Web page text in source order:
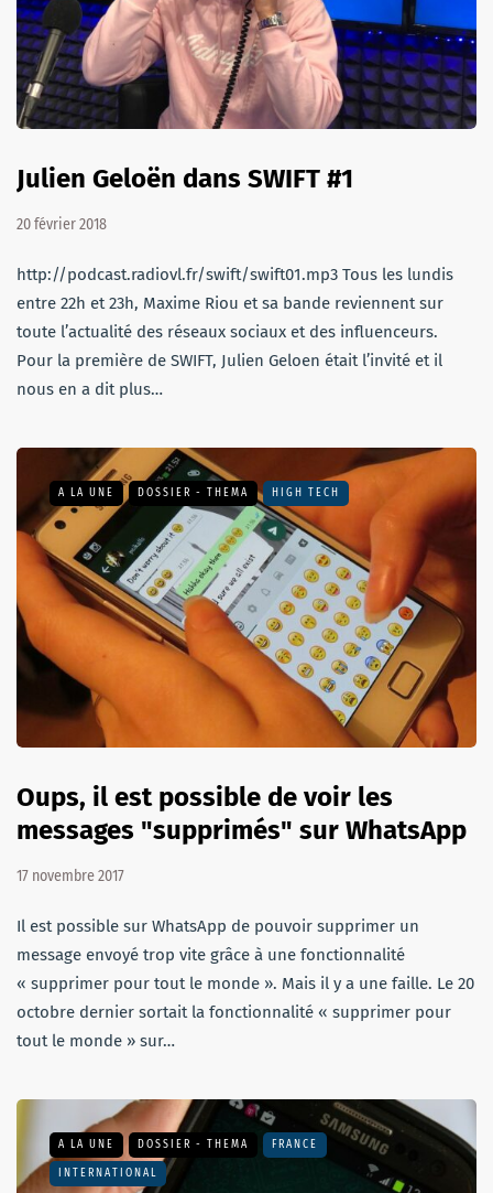
Julien Geloën dans SWIFT #1
20 février 2018
http://podcast.radiovl.fr/swift/swift01.mp3 Tous les lundis
entre 22h et 23h, Maxime Riou et sa bande reviennent sur
toute l’actualité des réseaux sociaux et des influenceurs.
Pour la première de SWIFT, Julien Geloen était l’invité et il
nous en a dit plus…
A LA UNE DOSSIER - THEMA HIGH TECH
Oups, il est possible de voir les
messages "supprimés" sur WhatsApp
17 novembre 2017
Il est possible sur WhatsApp de pouvoir supprimer un
message envoyé trop vite grâce à une fonctionnalité
« supprimer pour tout le monde ». Mais il y a une faille. Le 20
octobre dernier sortait la fonctionnalité « supprimer pour
tout le monde » sur…
A LA UNE DOSSIER - THEMA FRANCE
INTERNATIONAL